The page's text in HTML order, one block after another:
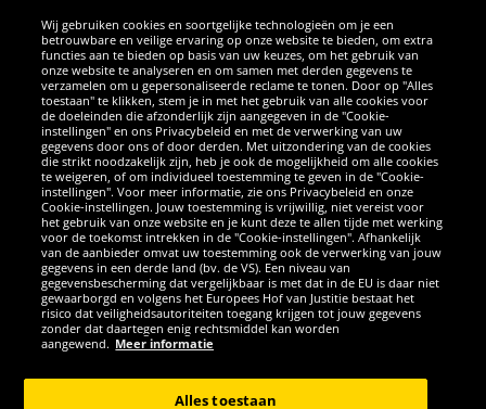
SOCIALE MEDIA
FacebookInstagram
WhatsApp
TikTokTwitterYouTube
APPS
GER - Alle rechten voorbehouden
Wij gebruiken cookies en soortgelijke technologieën om je een
betrouwbare en veilige ervaring op onze website te bieden, om extra
functies aan te bieden op basis van uw keuzes, om het gebruik van
onze website te analyseren en om samen met derden gegevens te
verzamelen om u gepersonaliseerde reclame te tonen. Door op "Alles
toestaan" te klikken, stem je in met het gebruik van alle cookies voor
de doeleinden die afzonderlijk zijn aangegeven in de "Cookie-
instellingen" en ons Privacybeleid en met de verwerking van uw
gegevens door ons of door derden. Met uitzondering van de cookies
die strikt noodzakelijk zijn, heb je ook de mogelijkheid om alle cookies
te weigeren, of om individueel toestemming te geven in de "Cookie-
instellingen". Voor meer informatie, zie ons Privacybeleid en onze
Cookie-instellingen. Jouw toestemming is vrijwillig, niet vereist voor
het gebruik van onze website en je kunt deze te allen tijde met werking
voor de toekomst intrekken in de "Cookie-instellingen". Afhankelijk
van de aanbieder omvat uw toestemming ook de verwerking van jouw
gegevens in een derde land (bv. de VS). Een niveau van
gegevensbescherming dat vergelijkbaar is met dat in de EU is daar niet
gewaarborgd en volgens het Europees Hof van Justitie bestaat het
risico dat veiligheidsautoriteiten toegang krijgen tot jouw gegevens
zonder dat daartegen enig rechtsmiddel kan worden
aangewend. Meer informatie
Alles toestaan